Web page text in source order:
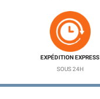
EXPÉDITION EXPRESS
SOUS 24H